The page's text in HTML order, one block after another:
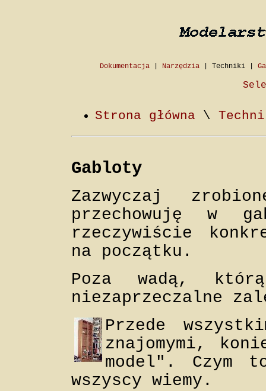
Dokumentacja| Narzędzia| Techniki|
Strona główna \
Gabloty
Zazwyczaj
przechowuję w
rzeczywiście
na początku.
Poza wadą,
niezaprzeczalne
Przede
znajomymi,
model". Czym
wszyscy wiemy.